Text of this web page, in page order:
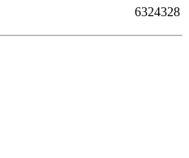
6324328